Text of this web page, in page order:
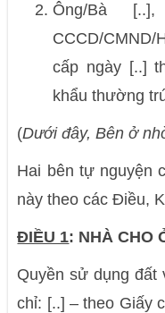
Ông/Bà
CCCD/
cấp ngày [..]
khẩu thường
(Dưới đây, Bên ở
Hai bên tự nguyện
này theo các Điều,
ĐIỀU 1: NHÀ CHO
Quyền sử dụng
chỉ: [..] – theo Giấy